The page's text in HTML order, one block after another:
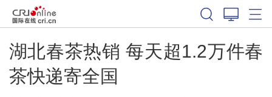
湖北春茶热销 每天超1.2万件春
茶快递寄全国